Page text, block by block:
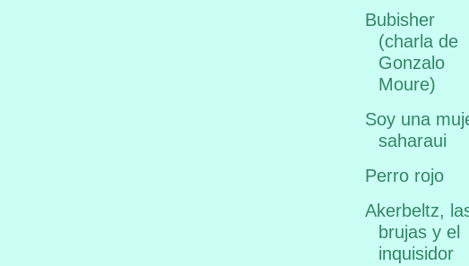
Bubisher
(charla de
Gonzalo
Moure)
Soy una
saharaui
Perro rojo
Akerbeltz,
brujas y el
inquisidor